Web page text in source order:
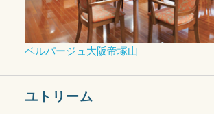
ベルパージュ大阪帝塚山
ユトリーム